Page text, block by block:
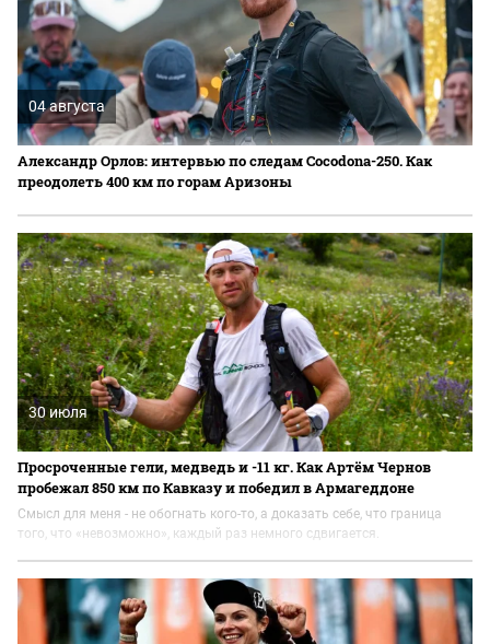
04 августа
Александр Орлов: интервью по следам Cocodona-250. Как
преодолеть 400 км по горам Аризоны
30 июля
Просроченные гели, медведь и -11 кг. Как Артём Чернов
пробежал 850 км по Кавказу и победил в Армагеддоне
Смысл для меня - не обогнать кого-то, а доказать себе, что граница
того, что «невозможно», каждый раз немного сдвигается.